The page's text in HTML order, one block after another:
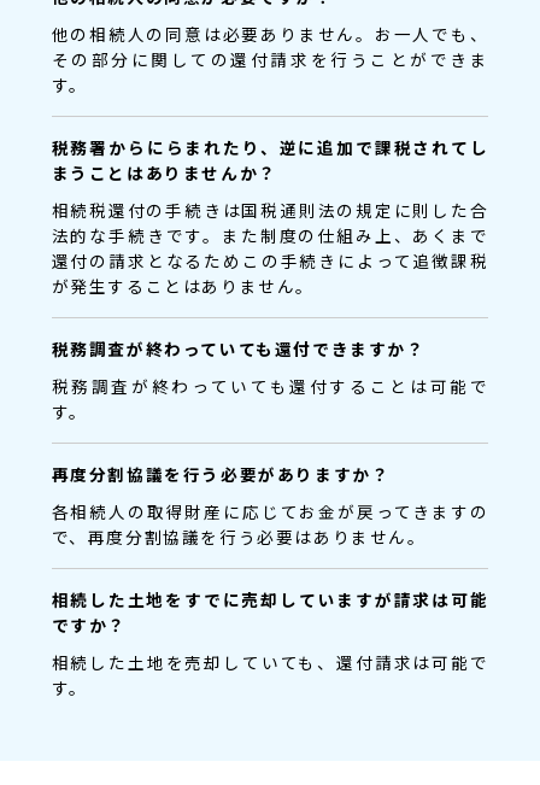
他の相続人の同意は必要ありません。お一人でも、
その部分に関しての還付請求を行うことができま
す。
税務署からにらまれたり、逆に追加で課税されてし
まうことはありませんか？
相続税還付の手続きは国税通則法の規定に則した合
法的な手続きです。また制度の仕組み上、あくまで
還付の請求となるためこの手続きによって追徴課税
が発生することはありません。
税務調査が終わっていても還付できますか？
税務調査が終わっていても還付することは可能で
す。
再度分割協議を行う必要がありますか？
各相続人の取得財産に応じてお金が戻ってきますの
で、再度分割協議を行う必要はありません。
相続した土地をすでに売却していますが請求は可能
ですか？
相続した土地を売却していても、還付請求は可能で
す。